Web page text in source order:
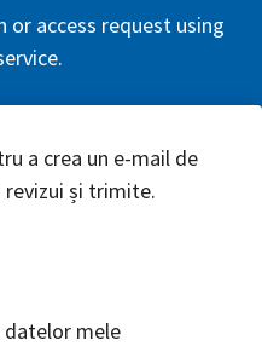
or access request using
a crea un e-mail de
revizui și trimite.
mele